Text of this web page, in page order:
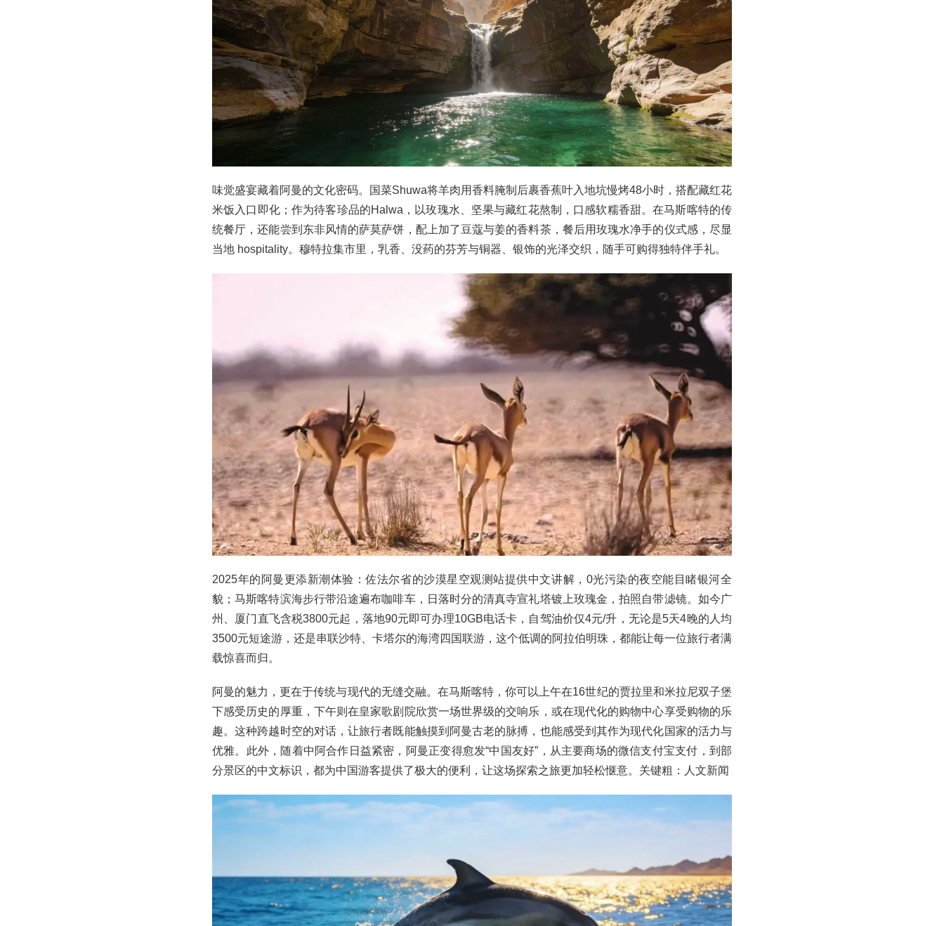
味觉盛宴藏着阿曼的文化密码。国菜Shuwa将羊肉用香料腌制后裹香蕉叶入地坑慢烤48小时，搭配藏红花
米饭入口即化；作为待客珍品的Halwa，以玫瑰水、坚果与藏红花熬制，口感软糯香甜。在马斯喀特的传
统餐厅，还能尝到东非风情的萨莫萨饼，配上加了豆蔻与姜的香料茶，餐后用玫瑰水净手的仪式感，尽显
当地 hospitality。穆特拉集市里，乳香、没药的芬芳与铜器、银饰的光泽交织，随手可购得独特伴手礼。
2025年的阿曼更添新潮体验：佐法尔省的沙漠星空观测站提供中文讲解，0光污染的夜空能目睹银河全
貌；马斯喀特滨海步行带沿途遍布咖啡车，日落时分的清真寺宣礼塔镀上玫瑰金，拍照自带滤镜。如今广
州、厦门直飞含税3800元起，落地90元即可办理10GB电话卡，自驾油价仅4元/升，无论是5天4晚的人均
3500元短途游，还是串联沙特、卡塔尔的海湾四国联游，这个低调的阿拉伯明珠，都能让每一位旅行者满
载惊喜而归。
阿曼的魅力，更在于传统与现代的无缝交融。在马斯喀特，你可以上午在16世纪的贾拉里和米拉尼双子堡
下感受历史的厚重，下午则在皇家歌剧院欣赏一场世界级的交响乐，或在现代化的购物中心享受购物的乐
趣。这种跨越时空的对话，让旅行者既能触摸到阿曼古老的脉搏，也能感受到其作为现代化国家的活力与
优雅。此外，随着中阿合作日益紧密，阿曼正变得愈发“中国友好”，从主要商场的微信支付宝支付，到部
分景区的中文标识，都为中国游客提供了极大的便利，让这场探索之旅更加轻松惬意。关键粗：人文新闻